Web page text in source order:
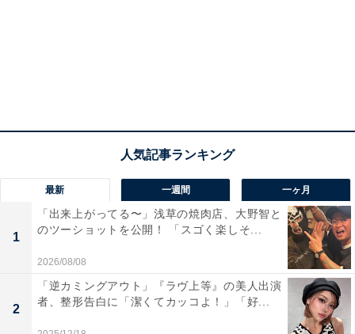
最新 一週間 一ヶ月
1
「出来上がってる〜」浅草の焼肉店、大野智と
のツーショットを公開！ 「スゴく楽しそ...
2026/08/08
2
「逆カミングアウト」『ラヴ上等』の美人出演
者、整形告白に「潔くてカッコよ！」「好...